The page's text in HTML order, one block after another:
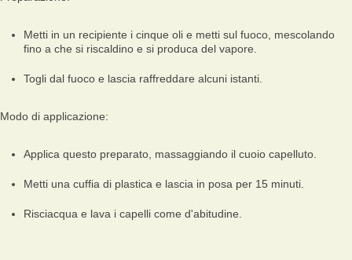
Metti in un recipiente i cinque oli e metti sul fuoco, mescolando
fino a che si riscaldino e si produca del vapore.
Togli dal fuoco e lascia raffreddare alcuni istanti.
Modo di applicazione:
Applica questo preparato, massaggiando il cuoio capelluto.
Metti una cuffia di plastica e lascia in posa per 15 minuti.
Risciacqua e lava i capelli come d'abitudine.